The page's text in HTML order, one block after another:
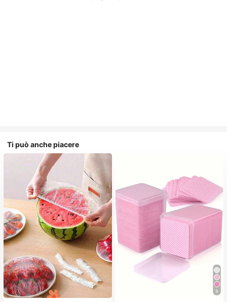
Ti può anche piacere
9